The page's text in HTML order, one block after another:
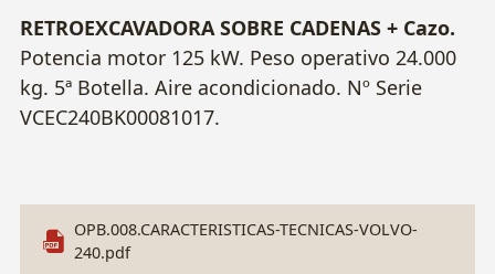
RETROEXCAVADORA SOBRE CADENAS + Cazo.
Potencia motor 125 kW. Peso operativo 24.000
kg. 5ª Botella. Aire acondicionado. Nº Serie
VCEC240BK00081017.
OPB.008.CARACTERISTICAS-TECNICAS-VOLVO-
240.pdf